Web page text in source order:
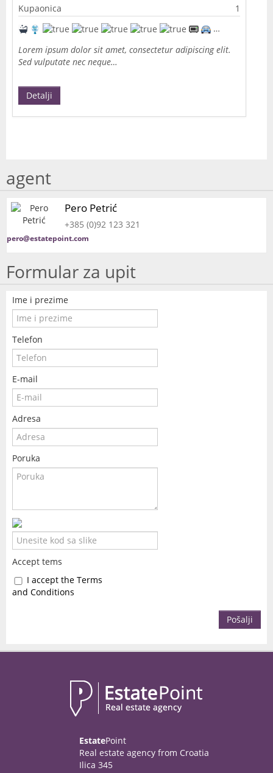
Kupaonica
1
Lorem ipsum dolor sit amet, consectetur adipiscing elit.
Sed vulputate nec neque…
Detalji
agent
Pero Petrić
+385 (0)92 123 321
pero@estatepoint.com
Formular za upit
Ime i prezime
Telefon
E-mail
Adresa
Poruka
Accept tems
I accept the Terms
and Conditions
Pošalji
EstatePoint
Real estate agency from Croatia
Ilica 345